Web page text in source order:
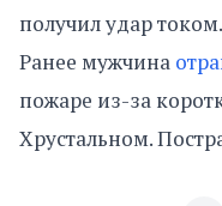
получил удар током.
Ранее мужчина
пожаре из-за
Хрустальном.